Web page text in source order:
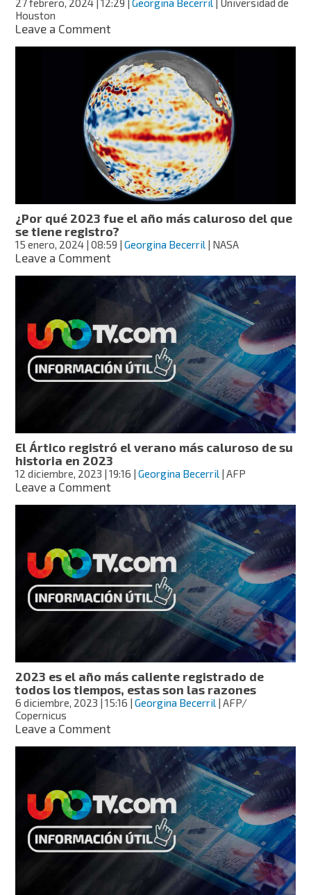
27 febrero, 2024 | 12:29 |Georgina Becerril | Universidad de
Houston
Leave a Commenton
del
glaciar
“más
ancho
del
mundo”
comenzó
en
1940
¿Por qué 2023 fue el año más caluroso del que
se tiene registro?
15 enero, 2024 | 08:59 |Georgina Becerril | NASA
Leave a Commenton
qué
2023
el
año
más
caluroso
del
que
registro?
El Ártico registró el verano más caluroso de su
historia en 2023
12 diciembre, 2023 | 19:16 |Georgina Becerril | AFP
Leave a Commenton
Ártico
registró
verano
más
caluroso
de
su
historia
2023 es el año más caliente registrado de
todos los tiempos, estas son las razones
6 diciembre, 2023 | 15:16 |Georgina Becerril | AFP/
Copernicus
Leave a Commenton
es
el
más
caliente
registrado
de
todos
los